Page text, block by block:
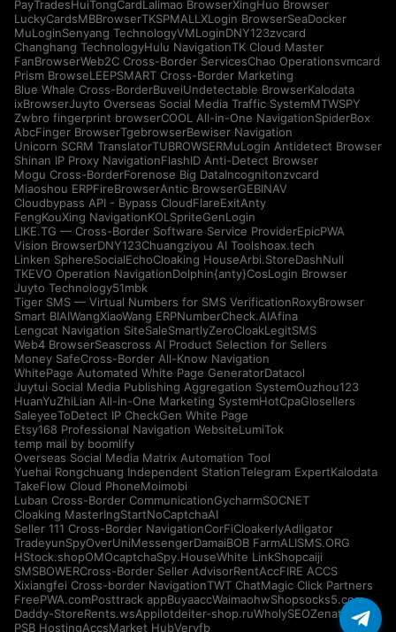
PayTradesHuiTongCardLalimao BrowserXingHuo Browser
LuckyCardsMBBrowserTKSPMALL XLogin BrowserSeaDocker
MuLoginSenyang TechnologyVMLoginDNY123zvcard
Changhang TechnologyHulu NavigationTK Cloud Master
FanBrowserWeb2C Cross-Border ServicesChao Operationsvmcard
Prism BrowseLEEPSMART Cross-Border Marketing
Blue Whale Cross-BorderBuveiUndetectable BrowserKalodata
ixBrowserJuyto Overseas Social Media Traffic SystemMTWSPY
Zwbro fingerprint browserCOOL All-in-One NavigationSpiderBox
AbcFinger BrowserTgebrowserBewiser Navigation
Unicorn SCRM TranslatorTUBROWSERMuLogin Antidetect Browser
Shinan IP Proxy NavigationFlashID Anti-Detect Browser
Mogu Cross-BorderForenose Big DataIncognitonzvcard
Miaoshou ERPFireBrowserAntic BrowserGEBINAV
Cloudbypass API - Bypass CloudFlareExitAnty
FengKouXing NavigationKOLSpriteGenLogin
LIKE.TG — Cross-Border Software Service ProviderEpicPWA
Vision BrowserDNY123Chuangziyou AI Toolshoax.tech
Linken SphereSocialEchoCloaking HouseArbi.StoreDashNull
TKEVO Operation NavigationDolphin{anty}CosLogin Browser
Juyto Technology51mbk
Tiger SMS — Virtual Numbers for SMS VerificationRoxyBrowser
Smart BIAIWangXiaoWang ERPNumberCheck.AIAfina
Lengcat Navigation SiteSaleSmartlyZeroCloakLegitSMS
Web4 BrowserSeascross AI Product Selection for Sellers
Money SafeCross-Border All-Know Navigation
WhitePage Automated White Page GeneratorDatacol
Juytui Social Media Publishing Aggregation SystemOuzhou123
HuanYuZhiLian All-in-One Marketing SystemHotCpaGlosellers
SaleyeeToDetect IP CheckGen White Page
Etsy168 Professional Navigation WebsiteLumiTok
temp mail by boomlify
Overseas Social Media Matrix Automation Tool
Yuehai Rongchuang Independent StationTelegram ExpertKalodata
TakeFlow Cloud PhoneMoimobi
Luban Cross-Border CommunicationGycharmSOCNET
Cloaking MasterIngStartNoCaptchaAI
Seller 111 Cross-Border NavigationCorFiCloakerlyAdligator
TradeyunSpyOverUniMessengerDamaiBOB FarmALISMS.ORG
HStock.shopOMOcaptchaSpy.HouseWhite LinkShopcaiji
SMSBOWERCross-Border Seller AdvisorRentAccFIRE ACCS
Xixiangfei Cross-border NavigationTWT ChatMagic Click Partners
FreePWA.comPosttrack appBuyaaccWaimaohwShopsocks5.com
Daddy-StoreRents.wsAppilotdeiter-shop.ruWholySEOZenattica
PSB HostingAccsMarket HubVeryfb